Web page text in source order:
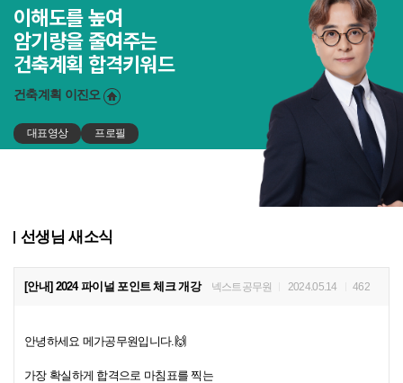
이해도를 높여
암기량을 줄여주는
건축계획 합격키워드
건축계획 이진오
대표영상 프로필
선생님 새소식
[안내] 2024 파이널 포인트 체크 개강 넥스트공무원 2024.05.14 462
안녕하세요 메가공무원입니다.🙌
가장 확실하게 합격으로 마침표를 찍는